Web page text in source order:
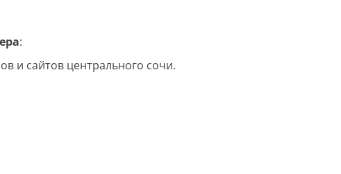
:
и сайтов центрального сочи.